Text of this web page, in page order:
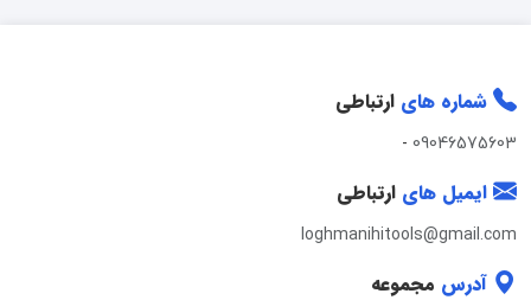
شماره های ارتباطی
09046575603
-
ایمیل های ارتباطی
loghmanihitools@gmail.com
آدرس مجموعه